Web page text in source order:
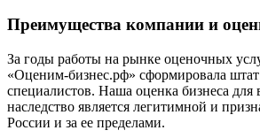
Преимущества компании и
За годы работы на рынке оценочных
«Оценим-бизнес.рф» сформировала
специалистов. Наша оценка бизнеса для
наследство является легитимной и
России и за ее пределами.
Дюртюли
Егорьевск
Ейск
Екатеринбург
Елабуга